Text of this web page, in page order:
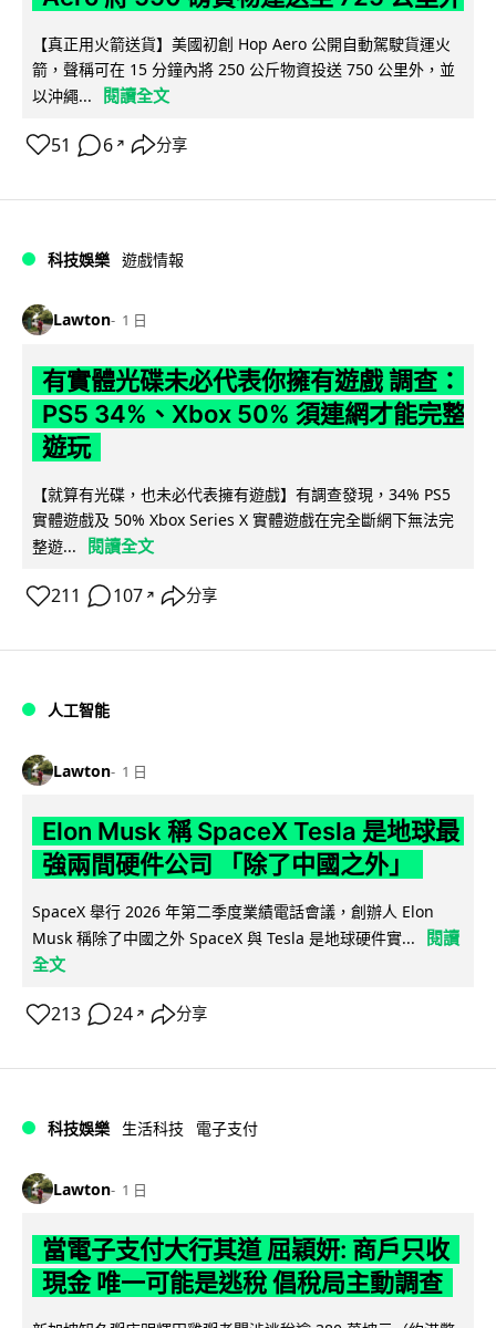
【真正用火箭送貨】美國初創 Hop Aero 公開自動駕駛貨運火
箭，聲稱可在 15 分鐘內將 250 公斤物資投送 750 公里外，並
以沖繩...
閱讀全文
51 6 ↗ 分享
科技娛樂 遊戲情報
Lawton 1 日
有實體光碟未必代表你擁有遊戲 調查：
PS5 34%、Xbox 50% 須連網才能完整
遊玩
【就算有光碟，也未必代表擁有遊戲】有調查發現，34% PS5
實體遊戲及 50% Xbox Series X 實體遊戲在完全斷網下無法完
整遊...
閱讀全文
211 107 ↗ 分享
人工智能
Lawton 1 日
Elon Musk 稱 SpaceX Tesla 是地球最
強兩間硬件公司 「除了中國之外」
SpaceX 舉行 2026 年第二季度業績電話會議，創辦人 Elon
Musk 稱除了中國之外 SpaceX 與 Tesla 是地球硬件實...
閱讀
全文
213 24 ↗ 分享
科技娛樂 生活科技 電子支付
Lawton 1 日
當電子支付大行其道 屈穎妍: 商戶只收
現金 唯一可能是逃稅 倡稅局主動調查